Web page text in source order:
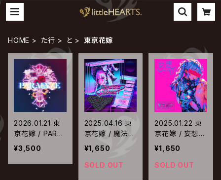
HOME た行 と 東京花嫁
2026.01.21 東
京花嫁 / PARAL
YZE
¥3,500
2025.04.16 東
京花嫁 / 魔法少
女は壊れない
¥1,650
SOLD OUT
2025.01.22 東
京花嫁 / 妄想ラ
ンデヴー
¥1,650
SOLD OUT